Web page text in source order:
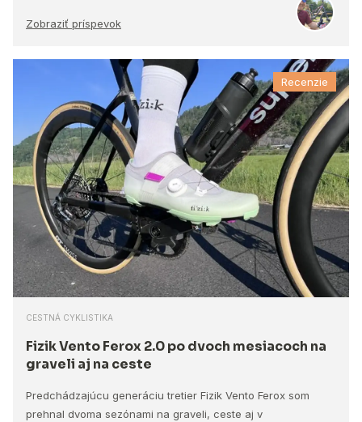
Zobraziť príspevok
Recenzie
CESTNÁ CYKLISTIKA
Fizik Vento Ferox 2.0 po dvoch mesiacoch na
graveli aj na ceste
Predchádzajúcu generáciu tretier Fizik Vento Ferox som
prehnal dvoma sezónami na graveli, ceste aj v